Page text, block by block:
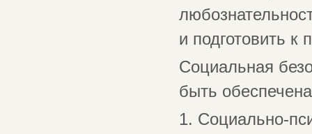
и подготовить к
Социальная
быть
1. Социально-